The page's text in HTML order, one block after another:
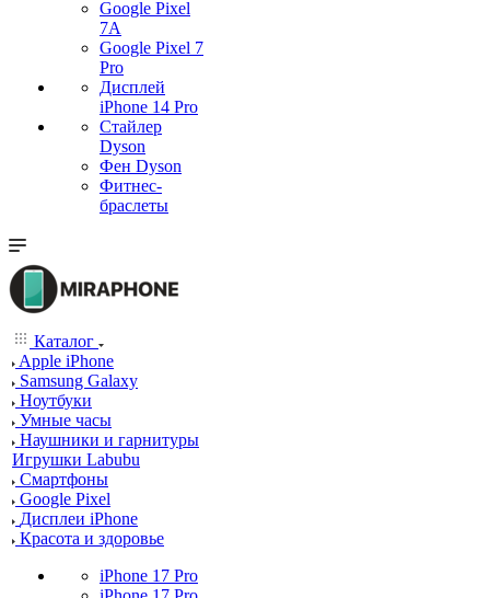
Google Pixel
7А
Google Pixel 7
Pro
Дисплей
iPhone 14 Pro
Стайлер
Dyson
Фен Dyson
Фитнес-
браслеты
Каталог
Apple iPhone
Samsung Galaxy
Ноутбуки
Умные часы
Наушники и гарнитуры
Игрушки Labubu
Смартфоны
Google Pixel
Дисплеи iPhone
Красота и здоровье
iPhone 17 Pro